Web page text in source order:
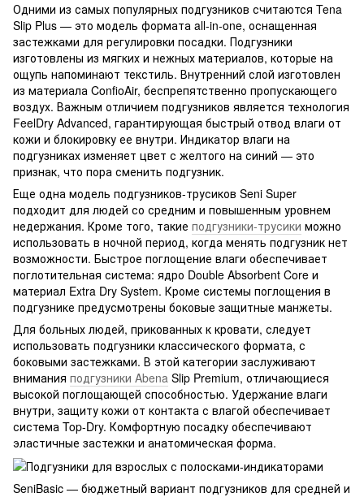
Одними из самых популярных подгузников считаются Tena
Slip Plus — это модель формата all-in-one, оснащенная
застежками для регулировки посадки. Подгузники
изготовлены из мягких и нежных материалов, которые на
ощупь напоминают текстиль. Внутренний слой изготовлен
из материала ConfioAir, беспрепятственно пропускающего
воздух. Важным отличием подгузников является технология
FeelDry Advanced, гарантирующая быстрый отвод влаги от
кожи и блокировку ее внутри. Индикатор влаги на
подгузниках изменяет цвет с желтого на синий — это
признак, что пора сменить подгузник.
Еще одна модель подгузников-трусиков Seni Super
подходит для людей со средним и повышенным уровнем
недержания. Кроме того, такие подгузники-трусики можно
использовать в ночной период, когда менять подгузник нет
возможности. Быстрое поглощение влаги обеспечивает
поглотительная система: ядро Double Absorbent Core и
материал Extra Dry System. Кроме системы поглощения в
подгузнике предусмотрены боковые защитные манжеты.
Для больных людей, прикованных к кровати, следует
использовать подгузники классического формата, с
боковыми застежками. В этой категории заслуживают
внимания подгузники Abena Slip Premium, отличающиеся
высокой поглощающей способностью. Удержание влаги
внутри, защиту кожи от контакта с влагой обеспечивает
система Top-Dry. Комфортную посадку обеспечивают
эластичные застежки и анатомическая форма.
SeniBasic — бюджетный вариант подгузников для средней и